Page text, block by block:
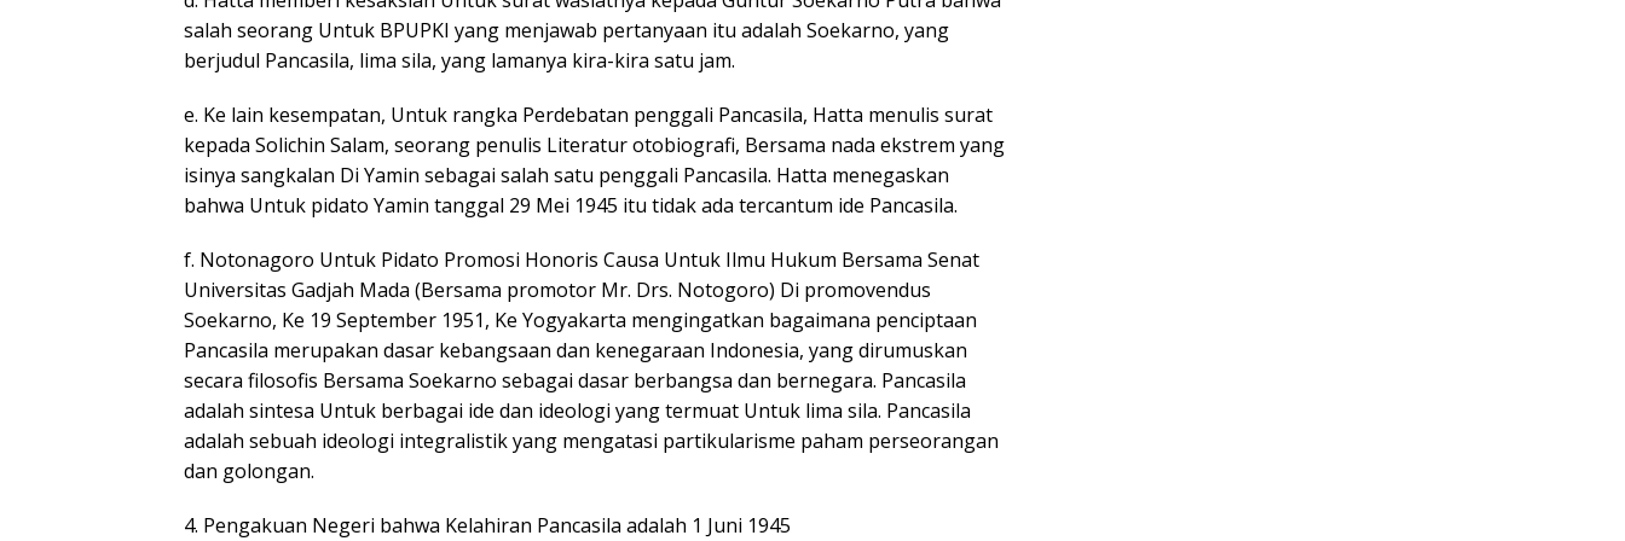
salah seorang Untuk BPUPKI yang menjawab pertanyaan itu adalah Soekarno, yang
berjudul Pancasila, lima sila, yang lamanya kira-kira satu jam.
e. Ke lain kesempatan, Untuk rangka Perdebatan penggali Pancasila, Hatta menulis surat
kepada Solichin Salam, seorang penulis Literatur otobiografi, Bersama nada ekstrem yang
isinya sangkalan Di Yamin sebagai salah satu penggali Pancasila. Hatta menegaskan
bahwa Untuk pidato Yamin tanggal 29 Mei 1945 itu tidak ada tercantum ide Pancasila.
f. Notonagoro Untuk Pidato Promosi Honoris Causa Untuk Ilmu Hukum Bersama Senat
Universitas Gadjah Mada (Bersama promotor Mr. Drs. Notogoro) Di promovendus
Soekarno, Ke 19 September 1951, Ke Yogyakarta mengingatkan bagaimana penciptaan
Pancasila merupakan dasar kebangsaan dan kenegaraan Indonesia, yang dirumuskan
secara filosofis Bersama Soekarno sebagai dasar berbangsa dan bernegara. Pancasila
adalah sintesa Untuk berbagai ide dan ideologi yang termuat Untuk lima sila. Pancasila
adalah sebuah ideologi integralistik yang mengatasi partikularisme paham perseorangan
dan golongan.
4. Pengakuan Negeri bahwa Kelahiran Pancasila adalah 1 Juni 1945